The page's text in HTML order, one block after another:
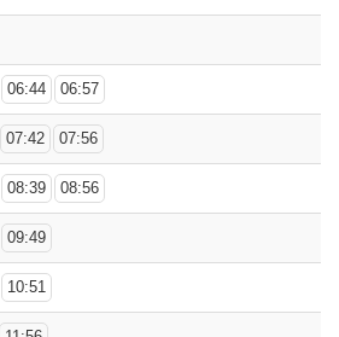
06:44 06:57
07:42 07:56
08:39 08:56
09:49
10:51